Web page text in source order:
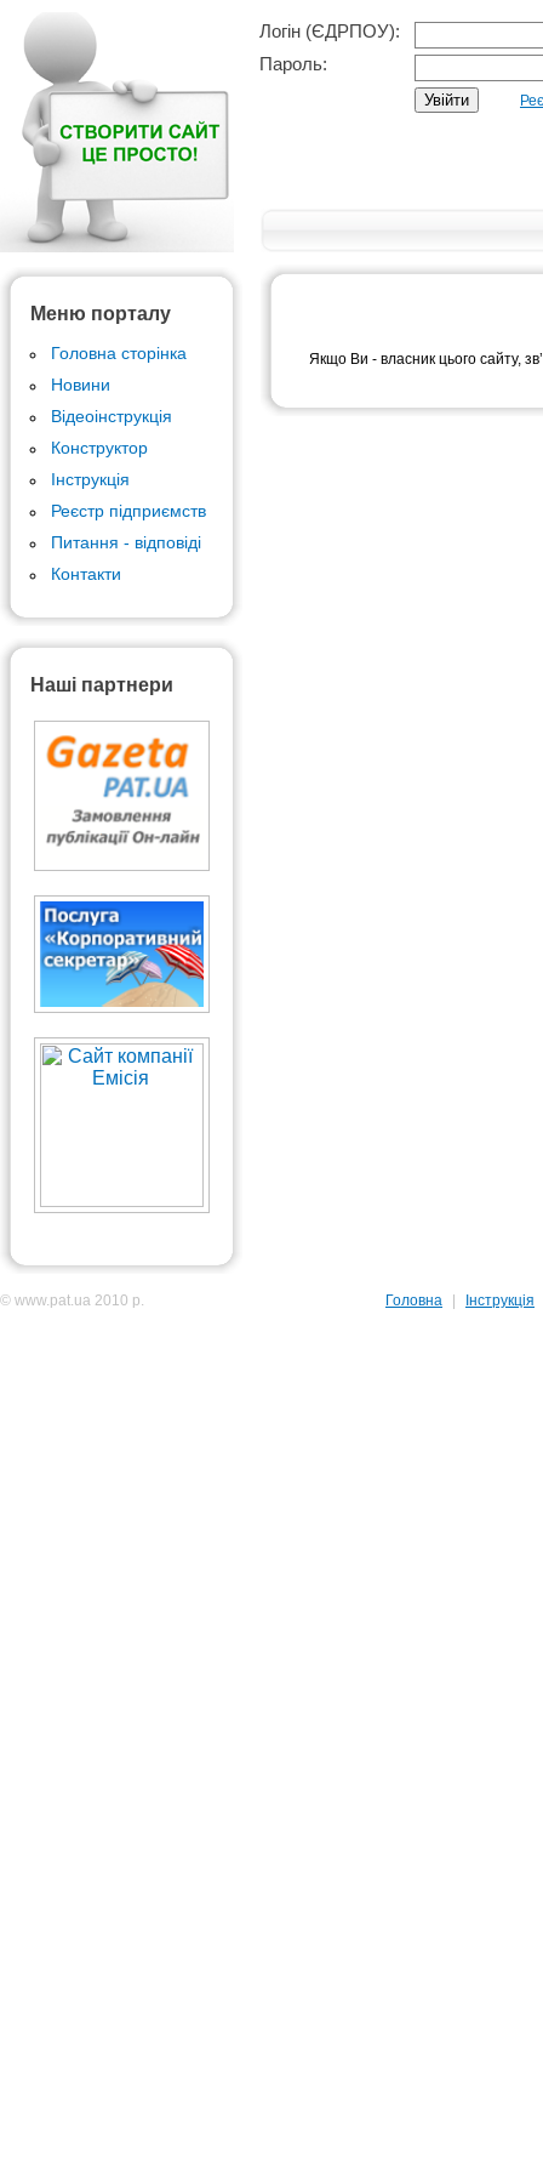
Логін (ЄДРПОУ):
Пароль:
Меню порталу
Головна сторінка
Новини
Відеоінструкція
Конструктор
Інструкція
Реєстр підприємств
Питання - відповіді
Контакти
Наші партнери
Якщо Ви - власник цього сайту,
© www.pat.ua 2010 р. Головна Інструкція